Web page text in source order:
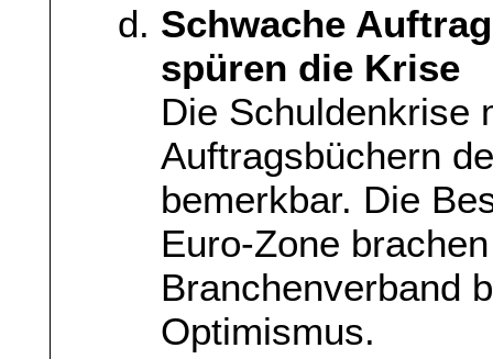
Schwache
spüren die Krise
Die Schuldenkrise
Auftragsbüchern
bemerkbar. Die
Euro-Zone
Branchenverband
Optimismus.